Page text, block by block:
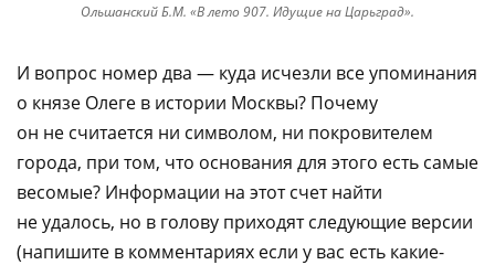
Ольшанский Б.М. «В лето 907. Идущие на Царьград».
И вопрос номер два — куда исчезли все упоминания
о князе Олеге в истории Москвы? Почему
он не считается ни символом, ни покровителем
города, при том, что основания для этого есть самые
весомые? Информации на этот счет найти
не удалось, но в голову приходят следующие версии
(напишите в комментариях если у вас есть какие-